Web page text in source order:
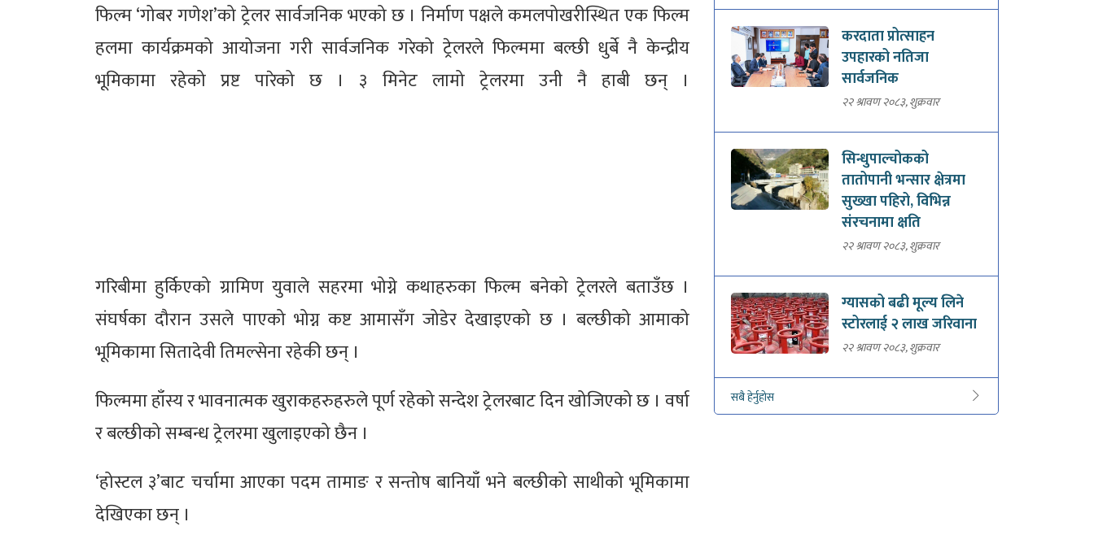
फिल्म ‘गोबर गणेश’को ट्रेलर सार्वजनिक भएको छ । निर्माण पक्षले कमलपोखरीस्थित एक फिल्म
हलमा कार्यक्रमको आयोजना गरी सार्वजनिक गरेको ट्रेलरले फिल्ममा बल्छी धुर्बे नै केन्द्रीय
भूमिकामा रहेको प्रष्ट पारेको छ । ३ मिनेट लामो ट्रेलरमा उनी नै हाबी छन् ।
गरिबीमा हुर्किएको ग्रामिण युवाले सहरमा भोग्ने कथाहरुका फिल्म बनेको ट्रेलरले बताउँछ ।
संघर्षका दौरान उसले पाएको भोग्न कष्ट आमासँग जोडेर देखाइएको छ । बल्छीको आमाको
भूमिकामा सितादेवी तिमल्सेना रहेकी छन् ।
फिल्ममा हाँस्य र भावनात्मक खुराकहरुहरुले पूर्ण रहेको सन्देश ट्रेलरबाट दिन खोजिएको छ । वर्षा
र बल्छीको सम्बन्ध ट्रेलरमा खुलाइएको छैन ।
‘होस्टल ३’बाट चर्चामा आएका पदम तामाङ र सन्तोष बानियाँ भने बल्छीको साथीको भूमिकामा
देखिएका छन् ।
करदाता प्रोत्साहन
उपहारको नतिजा
सार्वजनिक
२२ श्रावण २०८३, शुक्रवार
सिन्धुपाल्चोकको
तातोपानी भन्सार क्षेत्रमा
सुख्खा पहिरो, विभिन्न
संरचनामा क्षति
२२ श्रावण २०८३, शुक्रवार
ग्यासको बढी मूल्य लिने
स्टोरलाई २ लाख जरिवाना
२२ श्रावण २०८३, शुक्रवार
सबै हेर्नुहोस